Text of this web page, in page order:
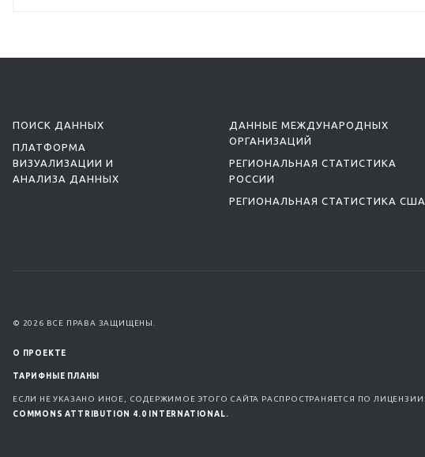
ПОИСК ДАННЫХ
ПЛАТФОРМА
ВИЗУАЛИЗАЦИИ И
АНАЛИЗА ДАННЫХ
ДАННЫЕ МЕЖДУНАРОДНЫХ
ОРГАНИЗАЦИЙ
РЕГИОНАЛЬНАЯ СТАТИСТИКА
РОССИИ
РЕГИОНАЛЬНАЯ СТАТИСТИКА США
© 2026 ВСЕ ПРАВА ЗАЩИЩЕНЫ.
О ПРОЕКТЕ
ТАРИФНЫЕ ПЛАНЫ
ЕСЛИ НЕ УКАЗАНО ИНОЕ, СОДЕРЖИМОЕ ЭТОГО САЙТА РАСПРОСТРАНЯЕТСЯ ПО ЛИЦЕНЗИИ
COMMONS ATTRIBUTION 4.0 INTERNATIONAL.